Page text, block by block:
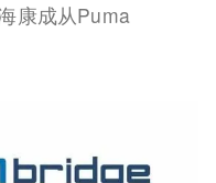
康成从Puma